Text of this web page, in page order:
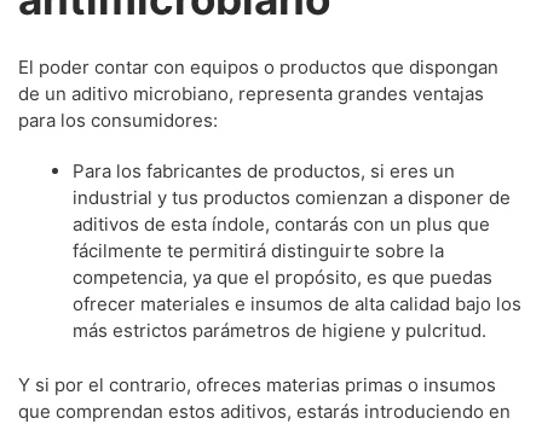
El poder contar con equipos o productos que dispongan
de un aditivo microbiano, representa grandes ventajas
para los consumidores:
Para los fabricantes de productos, si eres un
industrial y tus productos comienzan a disponer de
aditivos de esta índole, contarás con un plus que
fácilmente te permitirá distinguirte sobre la
competencia, ya que el propósito, es que puedas
ofrecer materiales e insumos de alta calidad bajo los
más estrictos parámetros de higiene y pulcritud.
Y si por el contrario, ofreces materias primas o insumos
que comprendan estos aditivos, estarás introduciendo en